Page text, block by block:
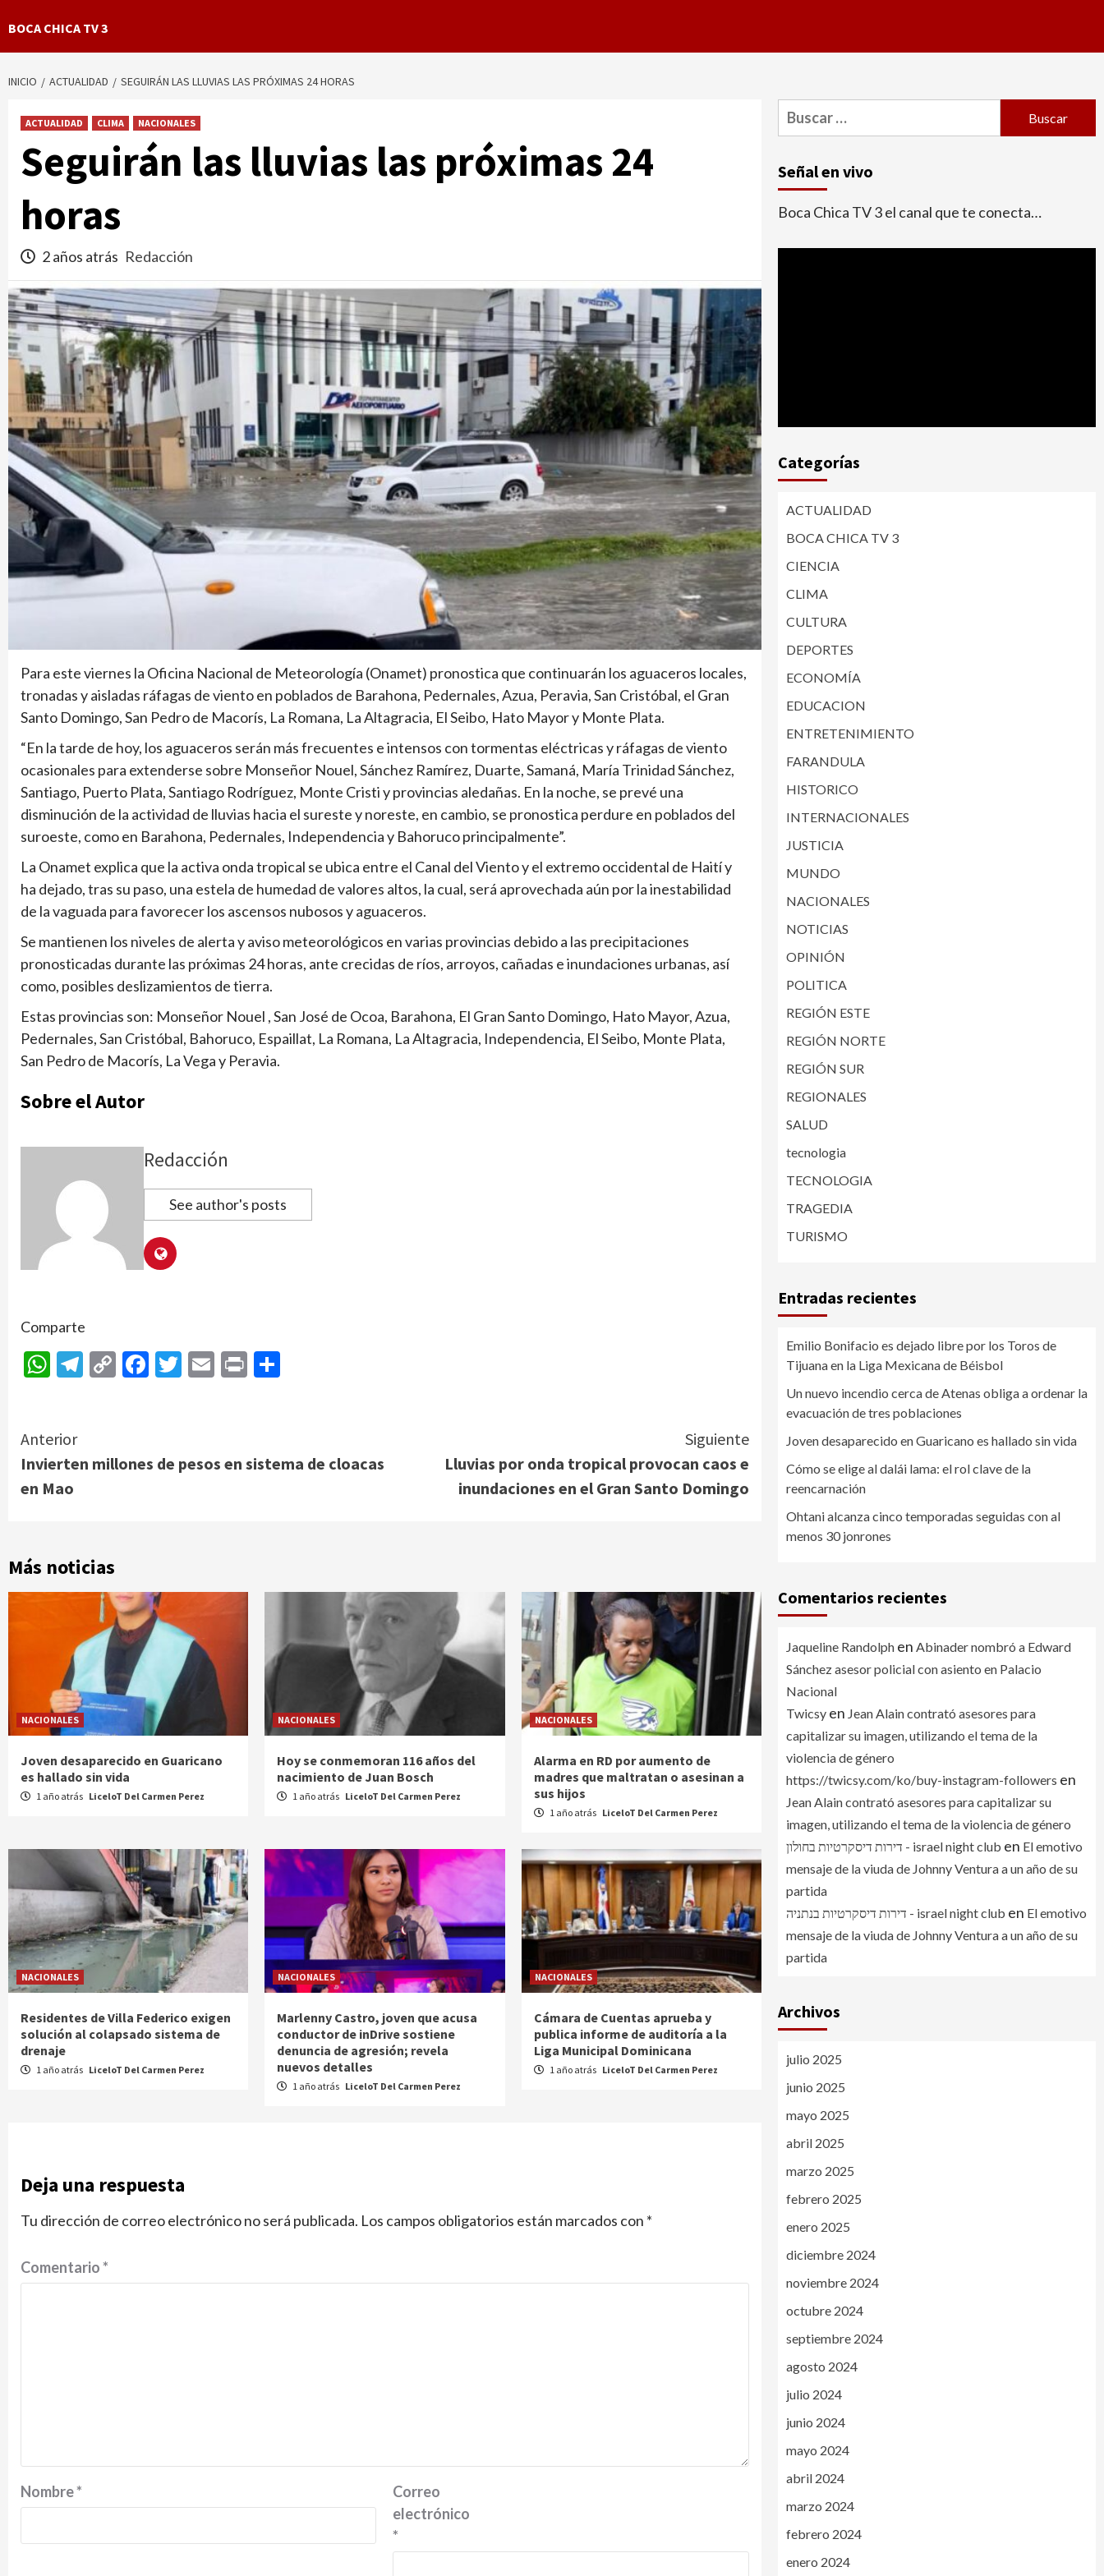
BOCA CHICA TV 3
INICIO ACTUALIDAD SEGUIRÁN LAS LLUVIAS LAS PRÓXIMAS 24 HORAS
ACTUALIDAD CLIMA NACIONALES
Seguirán las lluvias las próximas 24
horas
2 años atrás Redacción
Para este viernes la Oficina Nacional de Meteorología (Onamet) pronostica que continuarán los aguaceros locales,
tronadas y aisladas ráfagas de viento en poblados de Barahona, Pedernales, Azua, Peravia, San Cristóbal, el Gran
Santo Domingo, San Pedro de Macorís, La Romana, La Altagracia, El Seibo, Hato Mayor y Monte Plata.
“En la tarde de hoy, los aguaceros serán más frecuentes e intensos con tormentas eléctricas y ráfagas de viento
ocasionales para extenderse sobre Monseñor Nouel, Sánchez Ramírez, Duarte, Samaná, María Trinidad Sánchez,
Santiago, Puerto Plata, Santiago Rodríguez, Monte Cristi y provincias aledañas. En la noche, se prevé una
disminución de la actividad de lluvias hacia el sureste y noreste, en cambio, se pronostica perdure en poblados del
suroeste, como en Barahona, Pedernales, Independencia y Bahoruco principalmente”.
La Onamet explica que la activa onda tropical se ubica entre el Canal del Viento y el extremo occidental de Haití y
ha dejado, tras su paso, una estela de humedad de valores altos, la cual, será aprovechada aún por la inestabilidad
de la vaguada para favorecer los ascensos nubosos y aguaceros.
Se mantienen los niveles de alerta y aviso meteorológicos en varias provincias debido a las precipitaciones
pronosticadas durante las próximas 24 horas, ante crecidas de ríos, arroyos, cañadas e inundaciones urbanas, así
como, posibles deslizamientos de tierra.
Estas provincias son: Monseñor Nouel , San José de Ocoa, Barahona, El Gran Santo Domingo, Hato Mayor, Azua,
Pedernales, San Cristóbal, Bahoruco, Espaillat, La Romana, La Altagracia, Independencia, El Seibo, Monte Plata,
San Pedro de Macorís, La Vega y Peravia.
Sobre el Autor
Redacción
See author's posts
Comparte
WhatsApp
Telegram
CopyFacebook
Twitter
Email
Print
Continue
Reading
Anterior
Invierten millones de pesos en sistema de cloacas
en Mao
Siguiente
Lluvias por onda tropical provocan caos e
inundaciones en el Gran Santo Domingo
Más noticias
NACIONALES
Joven desaparecido en Guaricano
es hallado sin vida
1 año atrás LiceloT Del Carmen Perez
NACIONALES
Hoy se conmemoran 116 años del
nacimiento de Juan Bosch
1 año atrás LiceloT Del Carmen Perez
NACIONALES
Alarma en RD por aumento de
madres que maltratan o asesinan a
sus hijos
1 año atrás LiceloT Del Carmen Perez
NACIONALES
Residentes de Villa Federico exigen
solución al colapsado sistema de
drenaje
1 año atrás LiceloT Del Carmen Perez
NACIONALES
Marlenny Castro, joven que acusa
conductor de inDrive sostiene
denuncia de agresión; revela
nuevos detalles
1 año atrás LiceloT Del Carmen Perez
NACIONALES
Cámara de Cuentas aprueba y
publica informe de auditoría a la
Liga Municipal Dominicana
1 año atrás LiceloT Del Carmen Perez
Deja una respuesta
Tu dirección de correo electrónico no será publicada. Los campos obligatorios están marcados con *
Comentario*
Nombre*
Correo
electrónico
*
Buscar:
Señal en vivo
Boca Chica TV 3 el canal que te conecta…
Categorías
ACTUALIDAD
BOCA CHICA TV 3
CIENCIA
CLIMA
CULTURA
DEPORTES
ECONOMÍA
EDUCACION
ENTRETENIMIENTO
FARANDULA
HISTORICO
INTERNACIONALES
JUSTICIA
MUNDO
NACIONALES
NOTICIAS
OPINIÓN
POLITICA
REGIÓN ESTE
REGIÓN NORTE
REGIÓN SUR
REGIONALES
SALUD
tecnologia
TECNOLOGIA
TRAGEDIA
TURISMO
Entradas recientes
Emilio Bonifacio es dejado libre por los Toros de
Tijuana en la Liga Mexicana de Béisbol
Un nuevo incendio cerca de Atenas obliga a ordenar la
evacuación de tres poblaciones
Joven desaparecido en Guaricano es hallado sin vida
Cómo se elige al dalái lama: el rol clave de la
reencarnación
Ohtani alcanza cinco temporadas seguidas con al
menos 30 jonrones
Comentarios recientes
Jaqueline Randolphen Abinader nombró a Edward
Sánchez asesor policial con asiento en Palacio
Nacional
Twicsyen Jean Alain contrató asesores para
capitalizar su imagen, utilizando el tema de la
violencia de género
https://twicsy.com/ko/buy-instagram-followers en
Jean Alain contrató asesores para capitalizar su
imagen, utilizando el tema de la violencia de género
דירות דיסקרטיות בחולון - israel night club en El emotivo
mensaje de la viuda de Johnny Ventura a un año de su
partida
דירות דיסקרטיות בנתניה - israel night club en El emotivo
mensaje de la viuda de Johnny Ventura a un año de su
partida
Archivos
julio 2025
junio 2025
mayo 2025
abril 2025
marzo 2025
febrero 2025
enero 2025
diciembre 2024
noviembre 2024
octubre 2024
septiembre 2024
agosto 2024
julio 2024
junio 2024
mayo 2024
abril 2024
marzo 2024
febrero 2024
enero 2024